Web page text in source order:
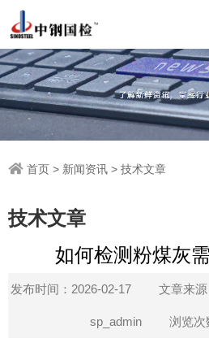
首页 > 新闻资讯 > 技术文章
技术文章
如何检测粉煤灰
发布时间：2026-02-17 文章来
sp_admin 浏览次